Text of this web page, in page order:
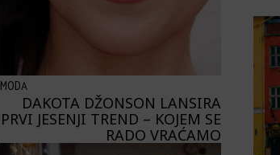
MODA
DAKOTA DŽONSON LANSIRA
PRVI JESENJI TREND – KOJEM SE
RADO VRAĆAMO